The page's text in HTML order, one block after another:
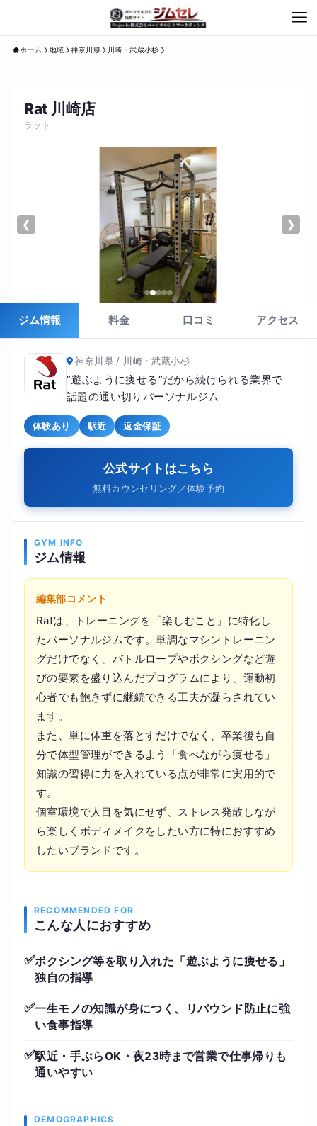
ホーム 地域 神奈川県 川崎・武蔵小杉
Rat 川崎店
ラット
❮ ❯
ジム情報 料金 口コミ アクセス
神奈川県 / 川崎・武蔵小杉
”遊ぶように痩せる”だから続けられる業界で
話題の通い切りパーソナルジム
体験あり 駅近 返金保証
公式サイトはこちら
無料カウンセリング／体験予約
GYM INFO
ジム情報
編集部コメント
Ratは、トレーニングを「楽しむこと」に特化し
たパーソナルジムです。単調なマシントレーニン
グだけでなく、バトルロープやボクシングなど遊
びの要素を盛り込んだプログラムにより、運動初
心者でも飽きずに継続できる工夫が凝らされてい
ます。
また、単に体重を落とすだけでなく、卒業後も自
分で体型管理ができるよう「食べながら痩せる」
知識の習得に力を入れている点が非常に実用的で
す。
個室環境で人目を気にせず、ストレス発散しなが
ら楽しくボディメイクをしたい方に特におすすめ
したいブランドです。
RECOMMENDED FOR
こんな人におすすめ
✅ボクシング等を取り入れた「遊ぶように痩せる」
独自の指導
✅一生モノの知識が身につく、リバウンド防止に強
い食事指導
✅駅近・手ぶらOK・夜23時まで営業で仕事帰りも
通いやすい
DEMOGRAPHICS